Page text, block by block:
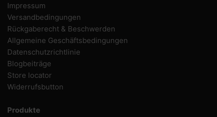
Impressum
Versandbedingungen
Rückgaberecht & Beschwerden
Allgemeine Geschäftsbedingungen
Datenschutzrichtlinie
Blogbeiträge
Store locator
Widerrufsbutton
Produkte